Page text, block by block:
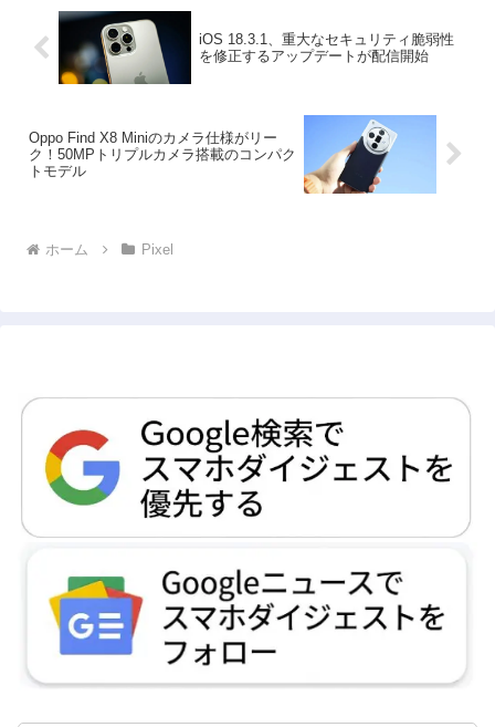
iOS 18.3.1、重大なセキュリティ脆弱性
を修正するアップデートが配信開始
Oppo Find X8 Miniのカメラ仕様がリー
ク！50MPトリプルカメラ搭載のコンパク
トモデル
ホーム Pixel